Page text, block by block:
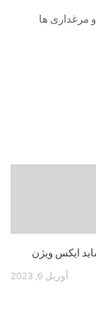
مرغداری ها
ایکس ویژن
آوریل 6, 2023